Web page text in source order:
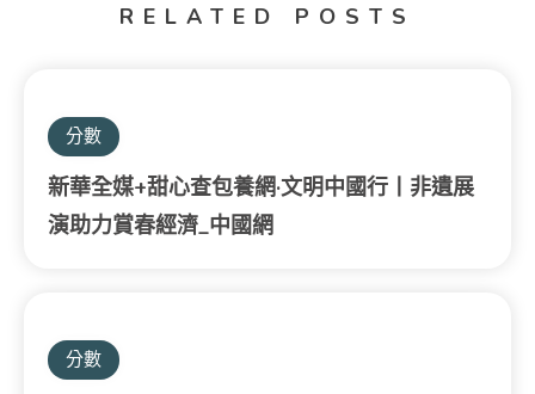
RELATED POSTS
分數
新華全媒+甜心查包養網·文明中國行丨非遺展
演助力賞春經濟_中國網
分數